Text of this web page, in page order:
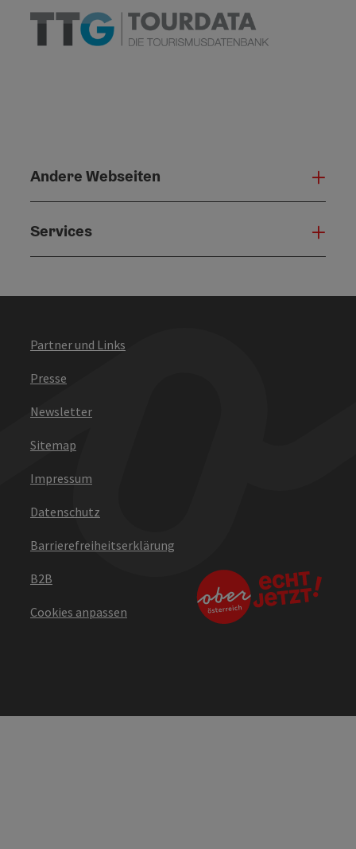
Andere Webseiten
Services
Partner und Links
Presse
Newsletter
Sitemap
Impressum
Datenschutz
Barrierefreiheitserklärung
B2B
Cookies anpassen